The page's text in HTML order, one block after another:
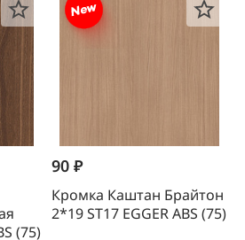
(75)
90 ₽
Кромка Каштан Брайтон
2*19 SТ17 EGGER ABS (75)